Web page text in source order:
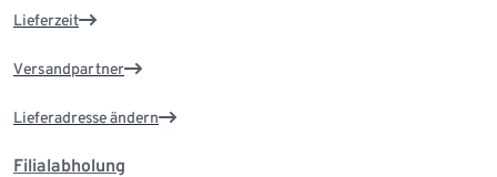
Lieferzeit
Versandpartner
Lieferadresse ändern
Filialabholung